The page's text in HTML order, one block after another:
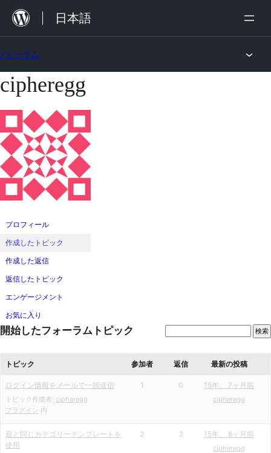
キ
プ
日本語
ォーラム
コ
テ
ン
ツ
へ
ッ
プ
cipheregg
プロフィール
作成したトピック
作成した返信
返信したトピック
エンゲージメント
お気に入り
開始したフォーラムトピック
トピック 参加者 返信 最新の投稿
ログイン情報をメールで一括送信
トピック作成者: cipheregg
プラグイン 内
1 0 15年、 7ヶ月前
cipheregg
親と同じカテゴリーテンプレートを
使用
2 2 15年、 8ヶ月前
cipheregg